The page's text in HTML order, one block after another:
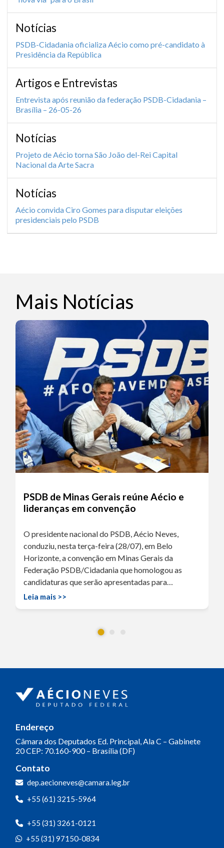
Notícias
PSDB-Cidadania oficializa Aécio como pré-candidato à
Presidência da República
Artigos e Entrevistas
Entrevista após reunião da federação PSDB-Cidadania –
Brasília – 26-05-26
Notícias
Projeto de Aécio torna São João del-Rei Capital
Nacional da Arte Sacra
Notícias
Aécio convida Ciro Gomes para disputar eleições
presidenciais pelo PSDB
Mais Notícias
PSDB de Minas Gerais reúne Aécio e
lideranças em convenção
O presidente nacional do PSDB, Aécio Neves,
conduziu, nesta terça-feira (28/07), em Belo
Horizonte, a convenção em Minas Gerais da
Federação PSDB/Cidadania que homologou as
candidaturas que serão apresentadas para…
Leia mais >>
Endereço
Câmara dos Deputados Ed. Principal, Ala C – Gabinete
20CEP: 70.160-900 – Brasília (DF)
Contato
dep.aecioneves@camara.leg.br
+55 (61) 3215-5964
+55 (31) 3261-0121
+55 (31) 97150-0834